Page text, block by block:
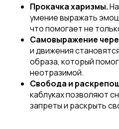
Прокачка харизмы.
умение выражать
что помогает не
Самовыражение
и движения
образа, который
неотразимой.
Свобода и
каблуках позволяют
запреты и раскрыть